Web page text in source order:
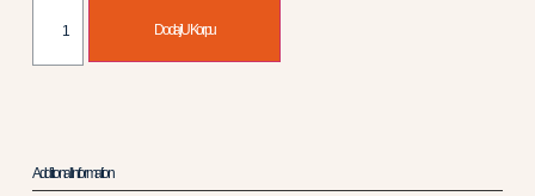
Dodaj U Korpu
Additional Information